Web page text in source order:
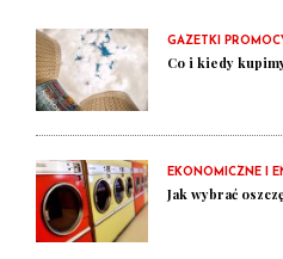
GAZETKI
Co i kiedy
EKONOMICZNE I
Jak wybrać